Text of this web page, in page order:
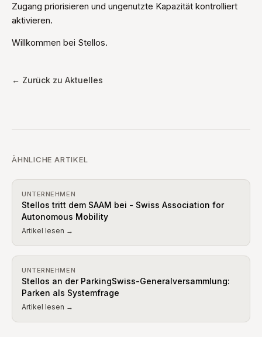
Zugang priorisieren und ungenutzte Kapazität kontrolliert
aktivieren.
Willkommen bei Stellos.
← Zurück zu Aktuelles
ÄHNLICHE ARTIKEL
UNTERNEHMEN
Stellos tritt dem SAAM bei - Swiss Association for
Autonomous Mobility
Artikel lesen →
UNTERNEHMEN
Stellos an der ParkingSwiss-Generalversammlung:
Parken als Systemfrage
Artikel lesen →